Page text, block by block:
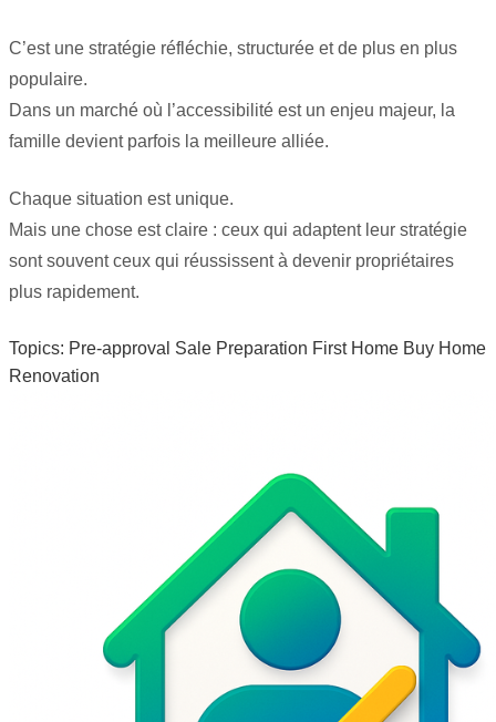
C’est une stratégie réfléchie, structurée et de plus en plus
populaire.
Dans un marché où l’accessibilité est un enjeu majeur, la
famille devient parfois la meilleure alliée.
Chaque situation est unique.
Mais une chose est claire : ceux qui adaptent leur stratégie
sont souvent ceux qui réussissent à devenir propriétaires
plus rapidement.
Topics: Pre-approval Sale Preparation First Home Buy Home
Renovation